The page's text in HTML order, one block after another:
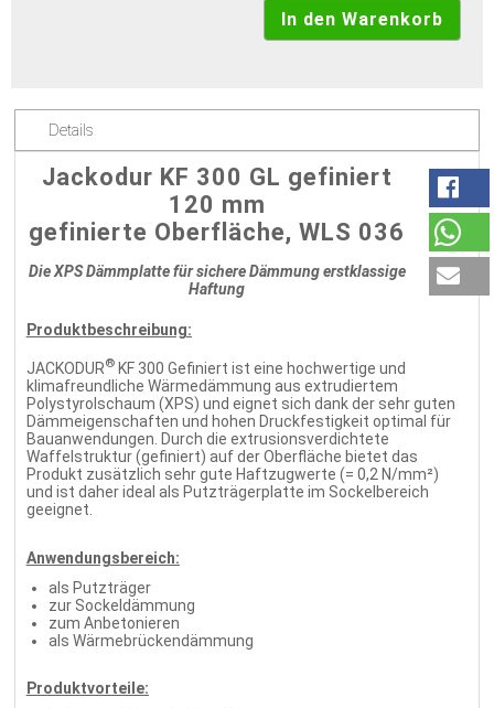
Details
Jackodur KF 300 GL gefiniert
120 mm
gefinierte Oberfläche, WLS 036
Die XPS Dämmplatte für sichere Dämmung erstklassige
Haftung
Produktbeschreibung:
JACKODUR®KF 300 Gefiniert ist eine hochwertige und
klimafreundliche Wärmedämmung aus extrudiertem
Polystyrolschaum (XPS) und eignet sich dank der sehr guten
Dämmeigenschaften und hohen Druckfestigkeit optimal für
Bauanwendungen. Durch die extrusionsverdichtete
Waffelstruktur (gefiniert) auf der Oberfläche bietet das
Produkt zusätzlich sehr gute Haftzugwerte (= 0,2 N/mm²)
und ist daher ideal als Putzträgerplatte im Sockelbereich
geeignet.
Anwendungsbereich:
als Putzträger
zur Sockeldämmung
zum Anbetonieren
als Wärmebrückendämmung
Produktvorteile: